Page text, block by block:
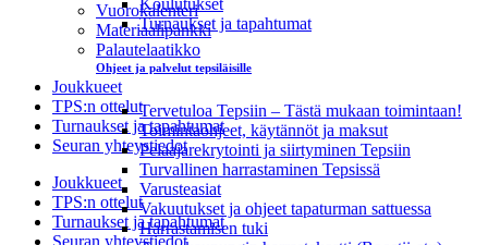
Koulutukset
Turnaukset ja tapahtumat
Ohjeet ja palvelut tepsiläisille
Tervetuloa Tepsiin – Tästä mukaan toimintaan!
Toimintaohjeet, käytännöt ja maksut
Pelaajarekrytointi ja siirtyminen Tepsiin
Turvallinen harrastaminen Tepsissä
Varusteasiat
Vakuutukset ja ohjeet tapaturman sattuessa
Harrastamisen tuki
Vuorokalenteri
Materiaalipankki
Palautelaatikko
Joukkueet
TPS:n ottelut
Turnaukset ja tapahtumat
Seuran yhteystiedot
Joukkueet
TPS:n ottelut
Turnaukset ja tapahtumat
Seuran yhteystiedot